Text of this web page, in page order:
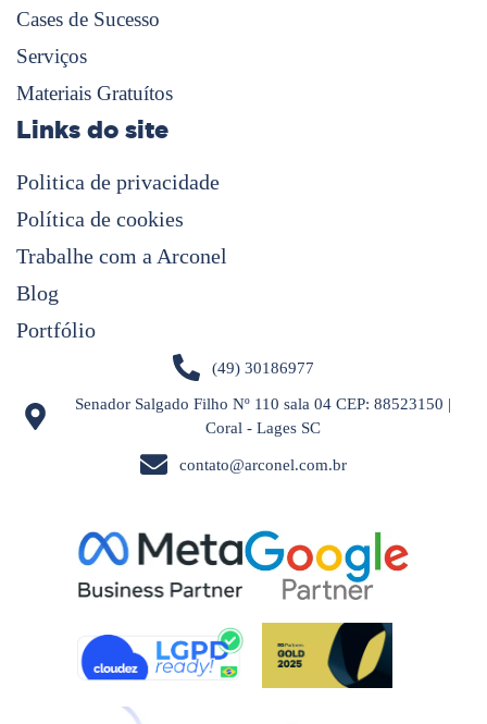
Cases de Sucesso
Serviços
Materiais Gratuítos
Links do site
Politica de privacidade
Política de cookies
Trabalhe com a Arconel
Blog
Portfólio
(49) 30186977
Senador Salgado Filho Nº 110 sala 04 CEP: 88523150 |
Coral - Lages SC
contato@arconel.com.br